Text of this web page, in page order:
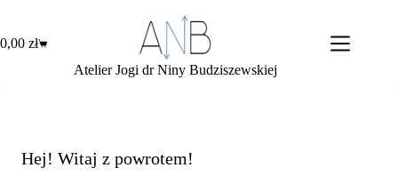
treści
Koszyk
0,00 zł
Atelier Jogi dr Niny Budziszewskiej
Hej! Witaj z powrotem!